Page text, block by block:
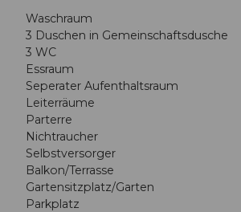
Waschraum
3 Duschen in Gemeinschaftsdusche
3 WC
Essraum
Seperater Aufenthaltsraum
Leiterräume
Parterre
Nichtraucher
Selbstversorger
Balkon/Terrasse
Gartensitzplatz/Garten
Parkplatz